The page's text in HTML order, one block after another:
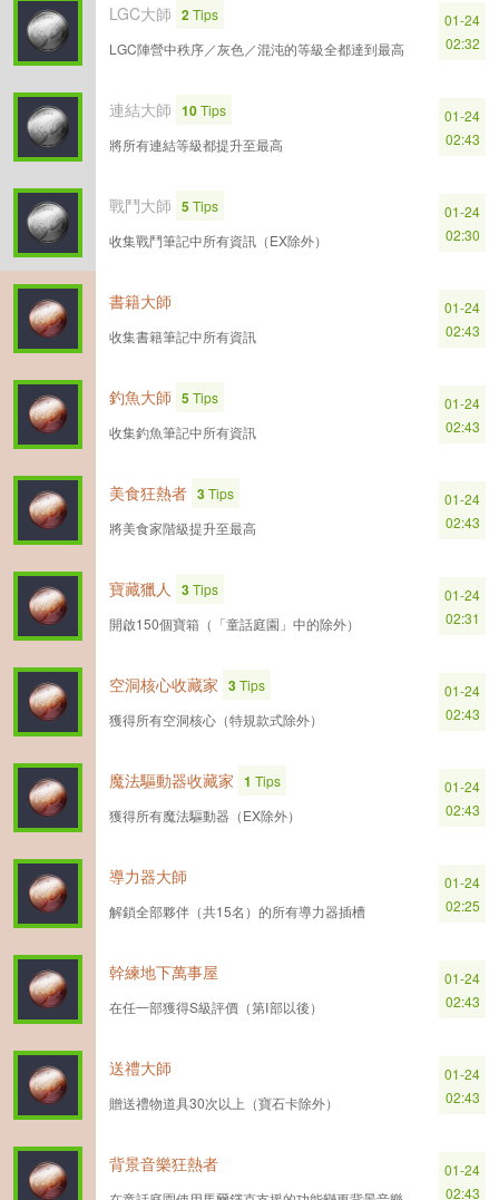
LGC大師 2Tips
LGC陣營中秩序／灰色／混沌的等級全都達到最高
01-24
02:32
連結大師 10Tips
將所有連結等級都提升至最高
01-24
02:43
戰鬥大師 5Tips
收集戰鬥筆記中所有資訊（EX除外）
01-24
02:30
書籍大師
收集書籍筆記中所有資訊
01-24
02:43
釣魚大師 5Tips
收集釣魚筆記中所有資訊
01-24
02:43
美食狂熱者 3Tips
將美食家階級提升至最高
01-24
02:43
寶藏獵人 3Tips
開啟150個寶箱（「童話庭園」中的除外）
01-24
02:31
空洞核心收藏家 3Tips
獲得所有空洞核心（特規款式除外）
01-24
02:43
魔法驅動器收藏家 1 Tips
獲得所有魔法驅動器（EX除外）
01-24
02:43
導力器大師
解鎖全部夥伴（共15名）的所有導力器插槽
01-24
02:25
幹練地下萬事屋
在任一部獲得S級評價（第Ⅰ部以後）
01-24
02:43
送禮大師
贈送禮物道具30次以上（寶石卡除外）
01-24
02:43
背景音樂狂熱者
01-24
02:43